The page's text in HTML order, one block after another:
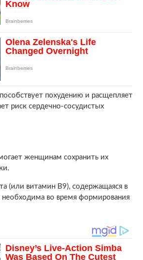
похудению и расщепляет
риск сердечно-сосудистых
женщинам сохранить их
(или витамин В9), содержащаяся в
во время формирования